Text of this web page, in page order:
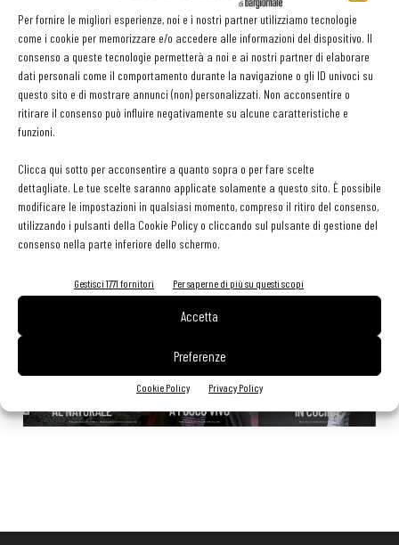
Per fornire le migliori esperienze, noi e i nostri partner utilizziamo tecnologie
come i cookie per memorizzare e/o accedere alle informazioni del dispositivo. Il
consenso a queste tecnologie permetterà a noi e ai nostri partner di elaborare
dati personali come il comportamento durante la navigazione o gli ID univoci su
questo sito e di mostrare annunci (non) personalizzati. Non acconsentire o
ritirare il consenso può influire negativamente su alcune caratteristiche e
funzioni.
Clicca qui sotto per acconsentire a quanto sopra o per fare scelte
dettagliate. Le tue scelte saranno applicate solamente a questo sito. È possibile
modificare le impostazioni in qualsiasi momento, compreso il ritiro del consenso,
utilizzando i pulsanti della Cookie Policy o cliccando sul pulsante di gestione del
consenso nella parte inferiore dello schermo.
Gestisci 1771 fornitori Per saperne di più su questi scopi
Accetta
Preferenze
Cookie Policy Privacy Policy
Sogemi rafforza i servizi per la ristorazione: orario esteso e
tessera gratuita per i professionisti HoReCa
29 Luglio 2026
Aperti per ferie. Buoni indirizzi da Nord a Sud per godersi le
vacanze (o da scorprire se si è in vacanza)
31 Luglio 2026
Recensioni online, Fipe e le associazioni del turismo chiedono
20 Luglio 2026
EDICOLA WEB